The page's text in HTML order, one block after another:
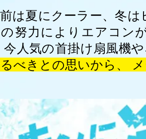
は夏にクーラー、冬
努力によりエアコン
今人気の首掛け扇風機
べきとの思いから、